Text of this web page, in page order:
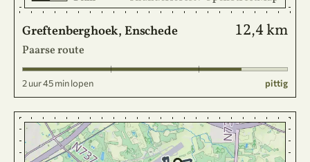
Greftenberghoek, Enschede 12,4 km
Paarse route
2 uur 45 min lopen pittig